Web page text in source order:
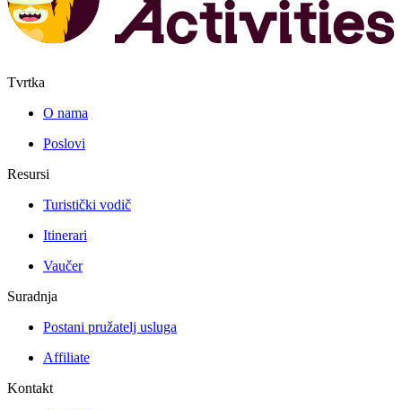
Tvrtka
O nama
Poslovi
Resursi
Turistički vodič
Itinerari
Vaučer
Suradnja
Postani pružatelj usluga
Affiliate
Kontakt